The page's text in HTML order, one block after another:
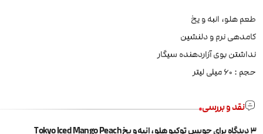
طعم هلو، انبه و یخ
کامدهی نرم و دلنشین
نداشتن بوی آزاردهنده سیگار
حجم : 60 میلی لیتر
نقد و بررسی
3 دیدگاه برای جویس توکیو هلو، انبه و یخ Tokyo Iced Mango Peach